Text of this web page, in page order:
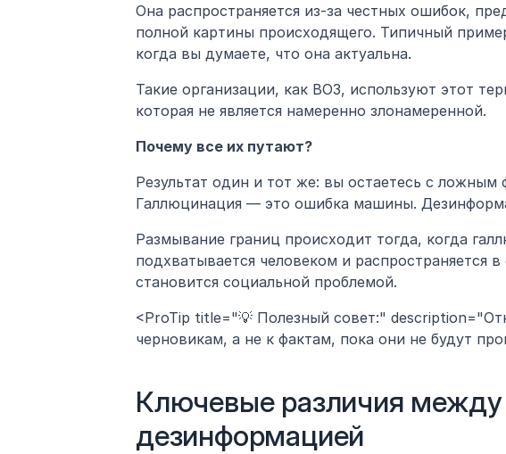
Она распространяется из-за честных ошибок,
полной картины происходящего. Типичный
когда вы думаете, что она актуальна.
Такие организации, как ВОЗ, используют этот
которая не является намеренно злонамеренной.
Почему все их путают?
Результат один и тот же: вы остаетесь с
Галлюцинация — это ошибка машины.
Размывание границ происходит тогда, когда
подхватывается человеком и распространяется
становится социальной проблемой.
<ProTip title="💡 Полезный совет:"
черновикам, а не к фактам, пока они не будут
Ключевые различия
дезинформацией